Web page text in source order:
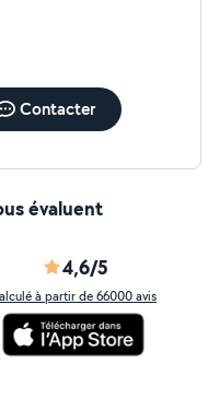
Contacter
évaluent
4,6/5
à partir de 66000 avis